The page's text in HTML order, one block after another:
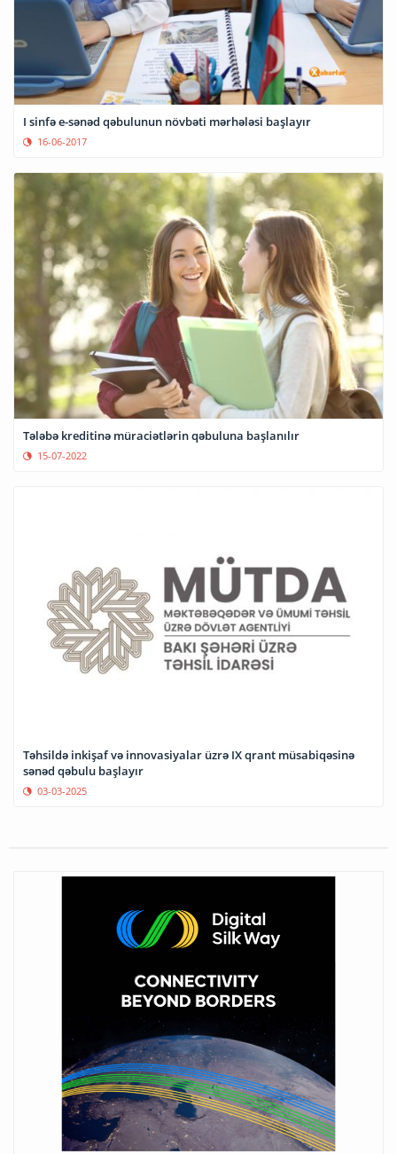
I sinfə e-sənəd qəbulunun növbəti mərhələsi başlayır
16-06-2017
Tələbə kreditinə müraciətlərin qəbuluna başlanılır
15-07-2022
Təhsildə inkişaf və innovasiyalar üzrə IX qrant müsabiqəsinə
sənəd qəbulu başlayır
03-03-2025